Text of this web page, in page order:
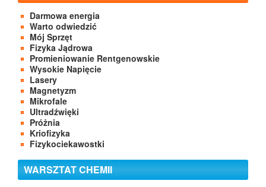
Darmowa energia
Warto odwiedzić
Mój Sprzęt
Fizyka Jądrowa
Promieniowanie Rentgenowskie
Wysokie Napięcie
Lasery
Magnetyzm
Mikrofale
Ultradźwięki
Próżnia
Kriofizyka
Fizykociekawostki
WARSZTAT CHEMII